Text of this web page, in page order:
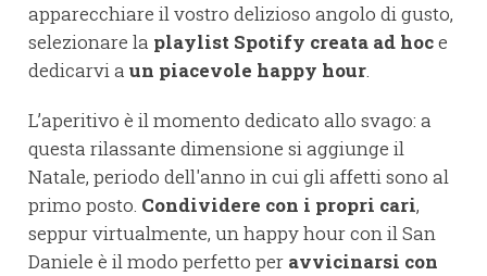
apparecchiare il vostro delizioso angolo di gusto,
selezionare la playlist Spotify creata ad hoce
dedicarvi a un piacevole happy hour.
L’aperitivo è il momento dedicato allo svago: a
questa rilassante dimensione si aggiunge il
Natale, periodo dell'anno in cui gli affetti sono al
primo posto. Condividere con i propri cari,
seppur virtualmente, un happy hour con il San
Daniele è il modo perfetto per avvicinarsi con